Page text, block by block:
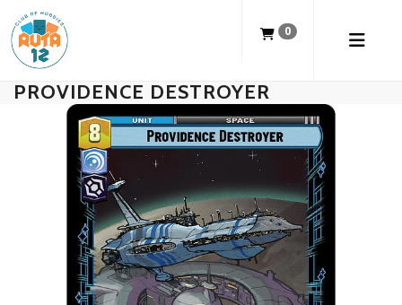
0
PROVIDENCE DESTROYER